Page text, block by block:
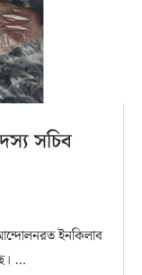
সচিব
ইনকিলাব
…